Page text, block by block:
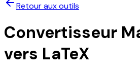
Retour aux outils
Convertisseur
vers LaTeX